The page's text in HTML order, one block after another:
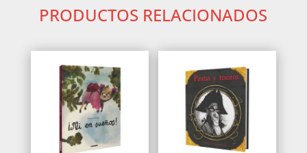
PRODUCTOS RELACIONADOS